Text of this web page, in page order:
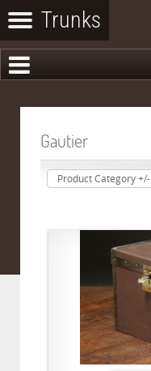
Gautier
Product Category +/-